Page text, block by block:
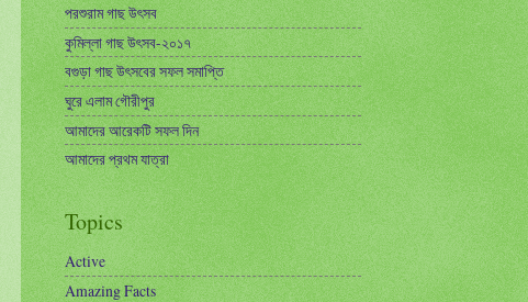
পরশুরাম গাছ উৎসব
কুমিল্লা গাছ উৎসব-২০১৭
বগুড়া গাছ উৎসবের সফল সমাপ্তি
ঘুরে এলাম গৌরীপুর
আমাদের আরেকটি সফল দিন
আমাদের প্রথম যাত্রা
Topics
Active
Amazing Facts